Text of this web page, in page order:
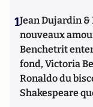
1Jean Dujardin
nouveaux
Benchetrit
fond, Victoria
Ronaldo du
Shakespeare